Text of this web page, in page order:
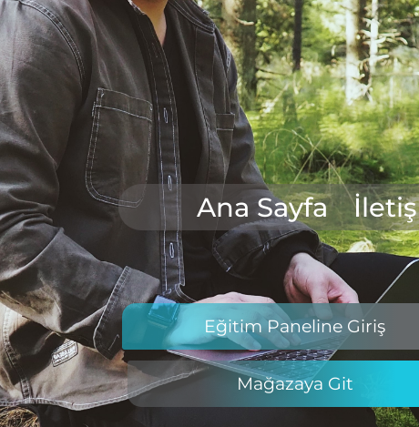
Ana Sayfa
Eğitim Paneline Giriş
Mağazaya Git